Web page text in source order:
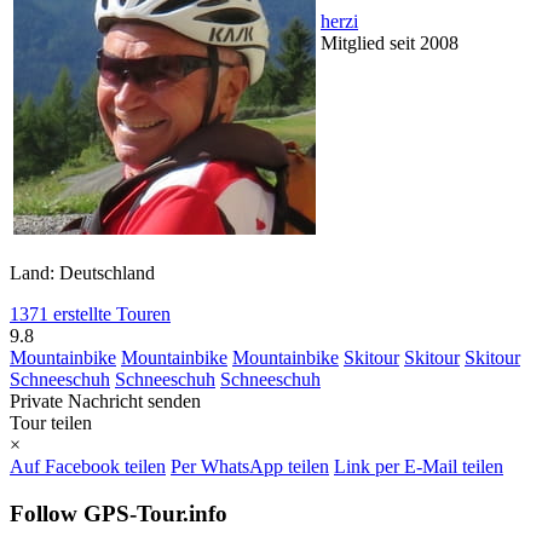
herzi
Mitglied seit 2008
Land: Deutschland
1371 erstellte Touren
9.8
Mountainbike Mountainbike Mountainbike Skitour Skitour Skitour
Schneeschuh Schneeschuh Schneeschuh
Private Nachricht senden
Tour teilen
×
Auf Facebook teilen Per WhatsApp teilen Link per E-Mail teilen
Follow GPS-Tour.info